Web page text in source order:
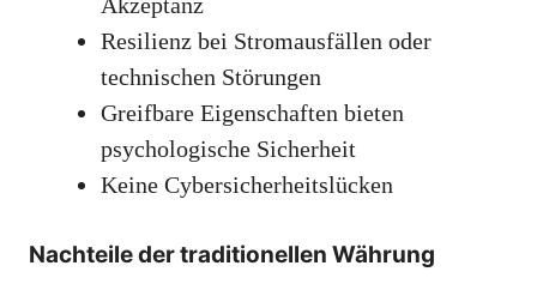
Akzeptanz
Resilienz bei Stromausfällen oder
technischen Störungen
Greifbare Eigenschaften bieten
psychologische Sicherheit
Keine Cybersicherheitslücken
Nachteile der traditionellen Währung